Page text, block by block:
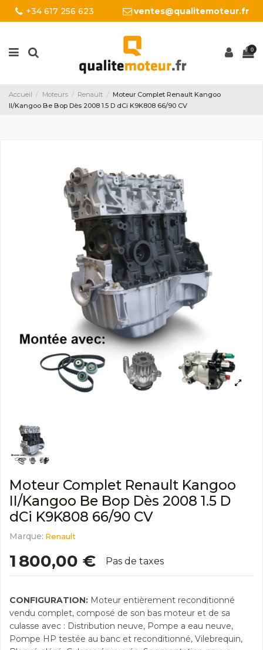
+34 617 256 623 ventes@qualitemoteur.fr
0
Accueil Moteurs Renault
Moteur Complet Renault Kangoo
II/Kangoo Be Bop Dès 2008 1.5 D dCi K9K808 66/90 CV
Moteur Complet Renault Kangoo
II/Kangoo Be Bop Dès 2008 1.5 D
dCi K9K808 66/90 CV
Marque: Renault
1 800,00 € Pas de taxes
CONFIGURATION: Moteur entièrement reconditionné
vendu complet, composé de son bas moteur et de sa
culasse avec : Distribution neuve, Pompe a eau neuve,
Pompe HP testée au banc et reconditionné, Vilebrequin,